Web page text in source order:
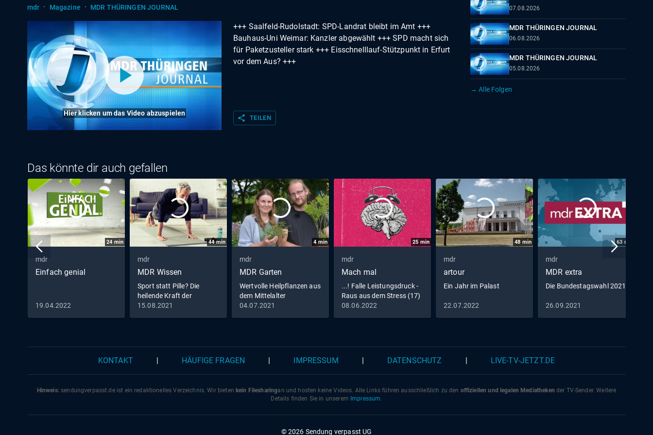
mdr · Magazine · MDR THÜRINGEN JOURNAL
Hier klicken um das Video abzuspielen
+++ Saalfeld-Rudolstadt: SPD-Landrat bleibt im Amt +++
Bauhaus-Uni Weimar: Kanzler abgewählt +++ SPD macht sich
für Paketzusteller stark +++ Eisschnelllauf-Stützpunkt in Erfurt
vor dem Aus? +++
share TEILEN
07.08.2026
MDR THÜRINGEN JOURNAL
06.08.2026
MDR THÜRINGEN JOURNAL
05.08.2026
→ Alle Folgen
Das könnte dir auch gefallen
24 min
mdr
Einfach genial
19.04.2022
44min
mdr
MDR Wissen
Sport statt Pille? Die
heilende Kraft der
Bewegung
15.08.2021
4min
mdr
MDR Garten
Wertvolle Heilpflanzen aus
dem Mittelalter
04.07.2021
25 min
mdr
Mach mal
...! Falle Leistungsdruck -
Raus aus dem Stress (17)
08.06.2022
48 min
mdr
artour
Ein Jahr im Palast
22.07.2022
63 min
mdr
MDR extra
Die Bundestagswahl 2021
26.09.2021
KONTAKT HÄUFIGE FRAGEN IMPRESSUM DATENSCHUTZ LIVE-TV-JETZT.DE
Hinweis:sendungverpasst.deist ein redaktionelles Verzeichnis. Wir bieten kein Filesharingan und hosten keine Videos. Alle Links führen ausschließlich zu den offiziellen und legalen Mediatheken der TV-Sender. Weitere
Details finden Sie in unserem Impressum.
© 2026 Sendung verpasst UG